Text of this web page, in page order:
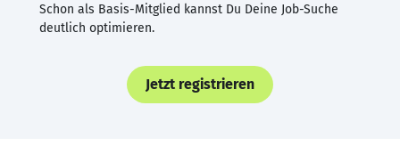
Schon als Basis-Mitglied kannst Du Deine Job-Suche
deutlich optimieren.
Jetzt registrieren